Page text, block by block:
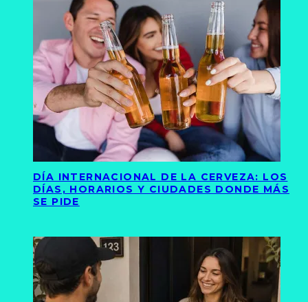
DÍA INTERNACIONAL DE LA CERVEZA: LOS
DÍAS, HORARIOS Y CIUDADES DONDE MÁS
SE PIDE